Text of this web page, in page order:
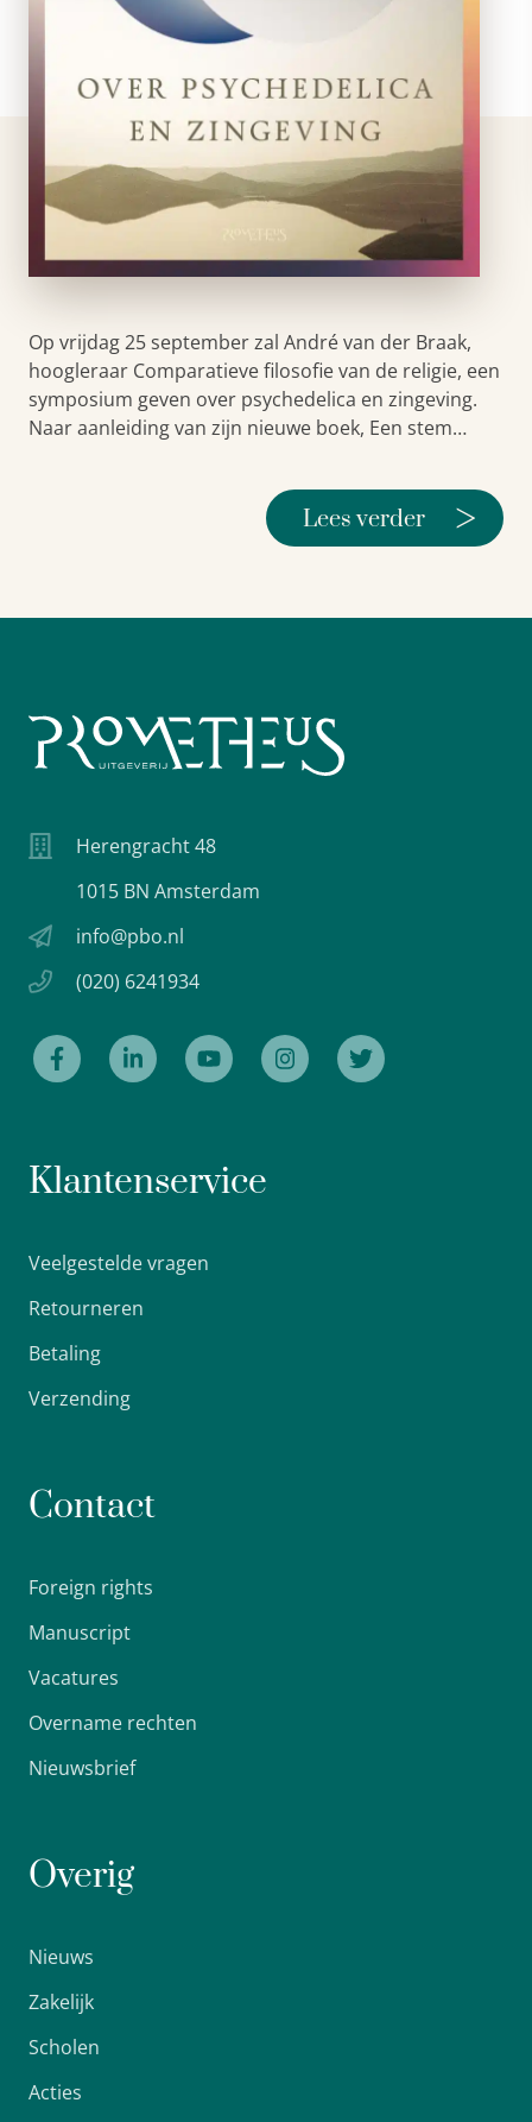
Op vrijdag 25 september zal André van der Braak,
hoogleraar Comparatieve filosofie van de religie, een
symposium geven over psychedelica en zingeving.
Naar aanleiding van zijn nieuwe boek, Een stem…
Lees verder >
Herengracht 48
1015 BN Amsterdam
info@pbo.nl
(020) 6241934
Klantenservice
Veelgestelde vragen
Retourneren
Betaling
Verzending
Contact
Foreign rights
Manuscript
Vacatures
Overname rechten
Nieuwsbrief
Overig
Nieuws
Zakelijk
Scholen
Acties